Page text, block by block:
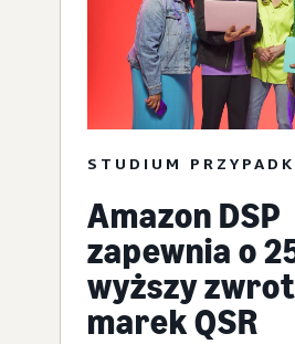
STUDIUM
Amazon DSP
zapewnia o
wyższy
marek QSR